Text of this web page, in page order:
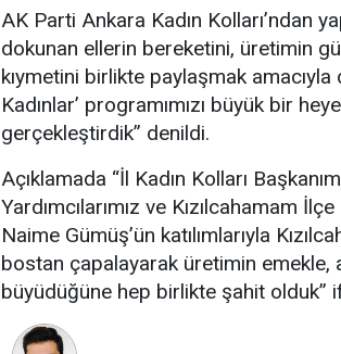
AK Parti Ankara Kadın Kolları’ndan
dokunan ellerin bereketini, üretimin
kıymetini birlikte paylaşmak
Kadınlar’ programımızı büyük bir
gerçekleştirdik” denildi.
Açıklamada “İl Kadın Kolları
Yardımcılarımız ve Kızılcahamam
Naime Gümüş’ün katılımlarıyla
bostan çapalayarak üretimin emekle,
büyüdüğüne hep birlikte şahit olduk”